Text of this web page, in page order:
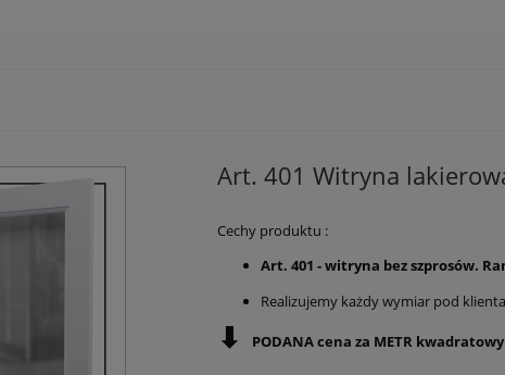
Art. 401 Witryna
Cechy produktu :
Art. 401 - witryna bez szprosów.
Realizujemy każdy wymiar pod klienta
⬇ PODANA cena za METR